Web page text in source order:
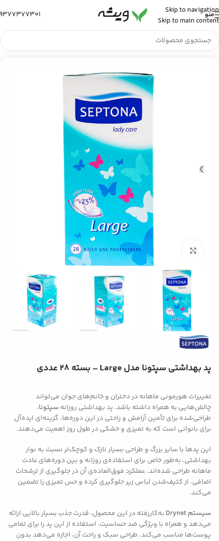
Skip to navigation
Skip to main content
منو
خانه بهداشت زنان
بزرگنمایی تصویر
پد بهداشتی سپتونا مدل Large – بسته 28 عددی
تغییرات هورمونی ماهانه در دختران و خانم‌های جوان می‌تواند
چالش‌هایی به همراه داشته باشد. پد بهداشتی روزانه سپتونا،
طراحی‌شده برای تأمین آرامش و راحتی در این دوره‌ها، گزینه‌ای ایده‌آل
برای بانوانی است که به تمیزی و خشکی در طول روز اهمیت می‌دهند.
این پدها با سایز بزرگ و طراحی بسیار نازک و کوچک‌تر نسبت به نوار
بهداشتی، به‌طور خاص برای استفاده‌ی روزانه و بین دوره‌های عادت
ماهانه طراحی شده‌اند. عملکرد فوق‌العاده‌ی آن در جلوگیری از ترشحات
اضافی، از کثیف‌شدن لباس زیر جلوگیری کرده و حس تمیزی را تضمین
می‌کند.
سیستم Drynet
به‌کاررفته در این محصول، قدرت جذب بسیار بالایی ارائه
می‌دهد و همراه با ویژگی ضد حساسیت، استفاده از این پد را برای تمامی
پوست‌ها مناسب می‌کند. طراحی سبک و راحت آن، اجازه می‌دهد بدون